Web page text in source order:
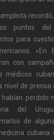
puntos del
para
«En
con
médicos
nivel de prensa
habían perdido
del
de
cubana